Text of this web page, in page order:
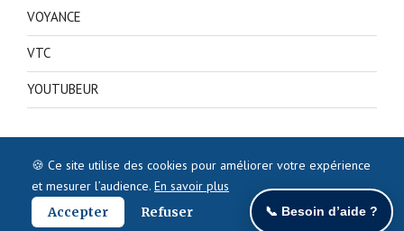
VOYANCE
VTC
YOUTUBEUR
🍪 Ce site utilise des cookies pour améliorer votre expérience
et mesurer l’audience. En savoir plus
Accepter
Refuser 📞 Besoin d’aide ?